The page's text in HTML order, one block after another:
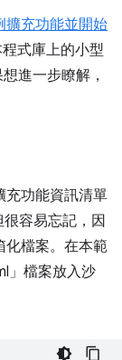
擴充功能並開始
式庫上的小型
進一步瞭解，
充功能資訊清單
容易忘記，因
化檔案。在本範
」檔案放入沙